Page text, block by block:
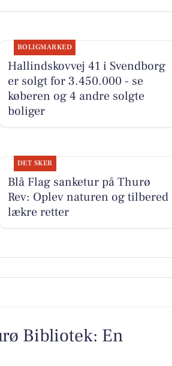
BOLIGMARKED
Hallindskovvej 41 i Svendborg
er solgt for 3.450.000 - se
køberen og 4 andre solgte
boliger
DET SKER
Blå Flag sanketur på Thurø
Rev: Oplev naturen og tilbered
lækre retter
Bibliotek: En